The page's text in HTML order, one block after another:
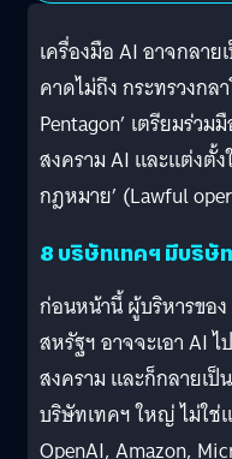
เครื่องมือ AI อาจกลา
คาดไม่ถึง กระทรวงกล
Pentagon’ เตรียมร่ว
สงคราม AI และแต่งตั้
กฎหมาย’ (Lawful
8 บริษัทเทคฯ มีบริษัท
ก่อนหน้านี้ ผู้บริหารขอ
สหรัฐฯ อาจจะเอา AI
สงคราม และก็กลายเป็
บริษัทเทคฯ ใหญ่ ไม่ใช่
OpenAI, Amazon,